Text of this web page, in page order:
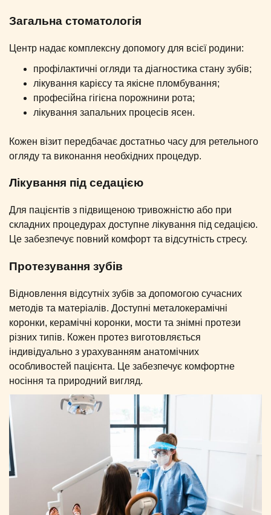
Загальна стоматологія
Центр надає комплексну допомогу для всієї родини:
профілактичні огляди та діагностика стану зубів;
лікування карієсу та якісне пломбування;
професійна гігієна порожнини рота;
лікування запальних процесів ясен.
Кожен візит передбачає достатньо часу для ретельного
огляду та виконання необхідних процедур.
Лікування під седацією
Для пацієнтів з підвищеною тривожністю або при
складних процедурах доступне лікування під седацією.
Це забезпечує повний комфорт та відсутність стресу.
Протезування зубів
Відновлення відсутніх зубів за допомогою сучасних
методів та матеріалів. Доступні металокерамічні
коронки, керамічні коронки, мости та знімні протези
різних типів. Кожен протез виготовляється
індивідуально з урахуванням анатомічних
особливостей пацієнта. Це забезпечує комфортне
носіння та природний вигляд.